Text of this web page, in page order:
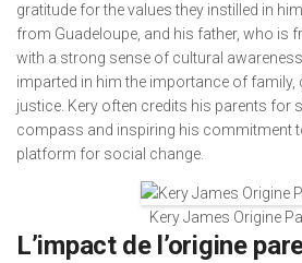
gratitude for the values they instilled in
from Guadeloupe, and his father, who is
with a strong sense of cultural
imparted in him the importance of family,
justice. Kery often credits his parents for
compass and inspiring his commitment
platform for social change.
Kery James Origine
L’impact de l’origine